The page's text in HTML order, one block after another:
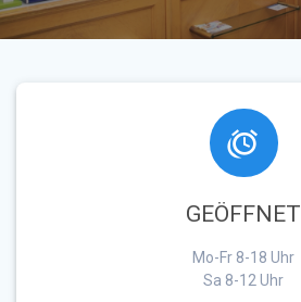
GEÖFFNET
Mo-Fr 8-18 Uhr
Sa 8-12 Uhr